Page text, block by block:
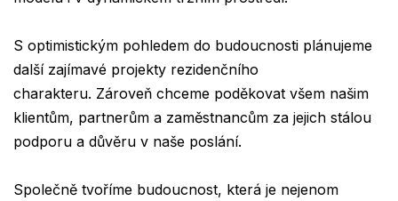
S optimistickým pohledem do budoucnosti plánujeme
další zajímavé projekty rezidenčního
charakteru. Zároveň chceme poděkovat všem našim
klientům, partnerům a zaměstnancům za jejich stálou
podporu a důvěru v naše poslání.
Společně tvoříme budoucnost, která je nejenom